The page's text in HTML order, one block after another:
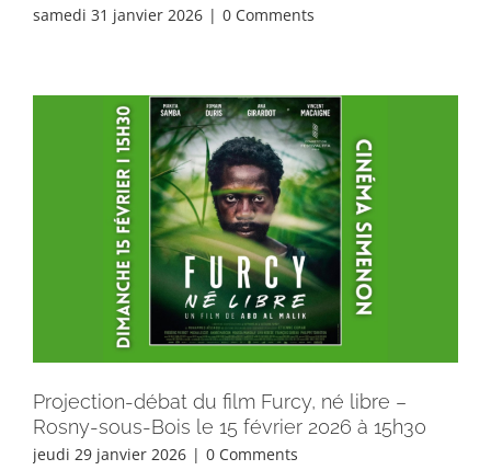
samedi 31 janvier 2026 | 0 Comments
Projection-débat du film Furcy, né libre –
Rosny-sous-Bois le 15 février 2026 à 15h30
jeudi 29 janvier 2026 | 0 Comments